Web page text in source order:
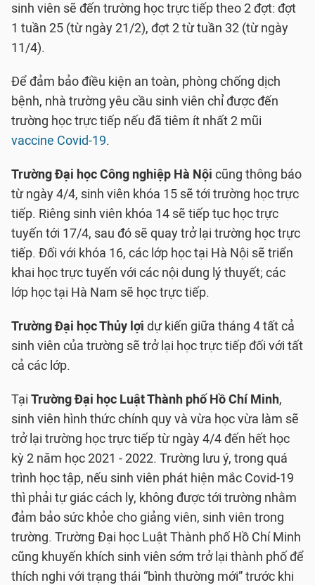
sinh viên sẽ đến trường học trực tiếp theo 2 đợt: đợt
1 tuần 25 (từ ngày 21/2), đợt 2 từ tuần 32 (từ ngày
11/4).
Để đảm bảo điều kiện an toàn, phòng chống dịch
bệnh, nhà trường yêu cầu sinh viên chỉ được đến
trường học trực tiếp nếu đã tiêm ít nhất 2 mũi
vaccine Covid-19.
Trường Đại học Công nghiệp Hà Nội cũng thông báo
từ ngày 4/4, sinh viên khóa 15 sẽ tới trường học trực
tiếp. Riêng sinh viên khóa 14 sẽ tiếp tục học trực
tuyến tới 17/4, sau đó sẽ quay trở lại trường học trực
tiếp. Đối với khóa 16, các lớp học tại Hà Nội sẽ triển
khai học trực tuyến với các nội dung lý thuyết; các
lớp học tại Hà Nam sẽ học trực tiếp.
Trường Đại học Thủy lợi dự kiến giữa tháng 4 tất cả
sinh viên của trường sẽ trở lại học trực tiếp đối với tất
cả các lớp.
Tại Trường Đại học Luật Thành phố Hồ Chí Minh,
sinh viên hình thức chính quy và vừa học vừa làm sẽ
trở lại trường học trực tiếp từ ngày 4/4 đến hết học
kỳ 2 năm học 2021 - 2022. Trường lưu ý, trong quá
trình học tập, nếu sinh viên phát hiện mắc Covid-19
thì phải tự giác cách ly, không được tới trường nhằm
đảm bảo sức khỏe cho giảng viên, sinh viên trong
trường. Trường Đại học Luật Thành phố Hồ Chí Minh
cũng khuyến khích sinh viên sớm trở lại thành phố để
thích nghi với trạng thái “bình thường mới” trước khi